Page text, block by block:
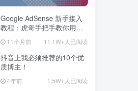
Google AdSense 新手接入
教程：虎哥手把手教你用网
站赚取美元收入
11个月前 11.1W+人已阅读
抖音上我必须推荐的10个优
质博主！
4年前 1.5W+人已阅读